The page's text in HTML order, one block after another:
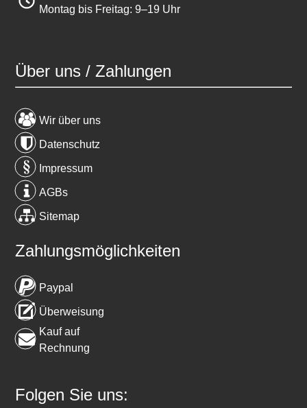
Montag bis Freitag: 9–19 Uhr
Über uns / Zahlungen
Wir über uns
Datenschutz
Impressum
AGBs
Sitemap
Zahlungsmöglichkeiten
Paypal
Überweisung
Kauf auf
Rechnung
Folgen Sie uns: